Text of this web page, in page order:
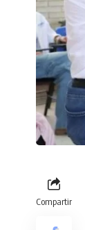
Compartir